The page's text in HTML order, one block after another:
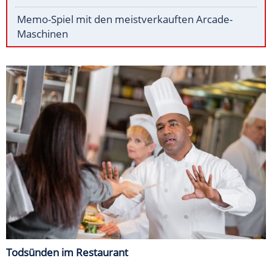
Memo-Spiel mit den meistverkauften Arcade-
Maschinen
Todsünden im Restaurant